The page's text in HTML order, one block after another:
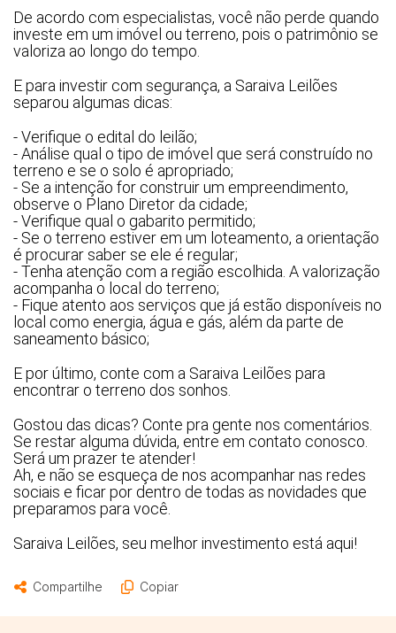
Imóveis
Apartamento
Apartamentos
Casa
Comercial
Imóvel
Lote
Lote/Terreno
Rural
Sala
Salas
Vaga de Garagem
Materiais
Bens diversos
Veículos
Caminhão
Carro
Carros
Moto
Motocicleta
Pesquisar
De acordo com especialistas, você não perde quando
investe em um imóvel ou terreno, pois o patrimônio se
valoriza ao longo do tempo.
E para investir com segurança, a Saraiva Leilões
separou algumas dicas:
- Verifique o edital do leilão;
- Análise qual o tipo de imóvel que será construído no
terreno e se o solo é apropriado;
- Se a intenção for construir um empreendimento,
observe o Plano Diretor da cidade;
- Verifique qual o gabarito permitido;
- Se o terreno estiver em um loteamento, a orientação
é procurar saber se ele é regular;
- Tenha atenção com a região escolhida. A valorização
acompanha o local do terreno;
- Fique atento aos serviços que já estão disponíveis no
local como energia, água e gás, além da parte de
saneamento básico;
E por último, conte com a Saraiva Leilões para
encontrar o terreno dos sonhos.
Gostou das dicas? Conte pra gente nos comentários.
Se restar alguma dúvida, entre em contato conosco.
Será um prazer te atender!
Ah, e não se esqueça de nos acompanhar nas redes
sociais e ficar por dentro de todas as novidades que
preparamos para você.
Saraiva Leilões, seu melhor investimento está aqui!
Compartilhe Copiar